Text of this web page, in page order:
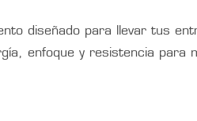
diseñado para llevar tus
enfoque y resistencia para